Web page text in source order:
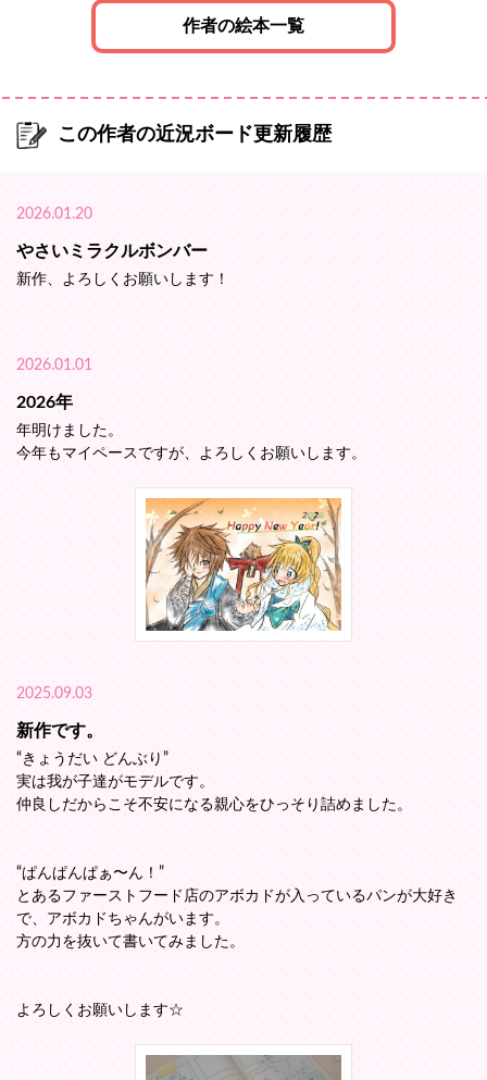
作者の絵本一覧
この作者の近況ボード更新履歴
2026.01.20
やさいミラクルボンバー
新作、よろしくお願いします！
2026.01.01
2026年
年明けました。
今年もマイペースですが、よろしくお願いします。
2025.09.03
新作です。
“きょうだい どんぶり”
実は我が子達がモデルです。
仲良しだからこそ不安になる親心をひっそり詰めました。
“ぱんぱんぱぁ〜ん！”
とあるファーストフード店のアボカドが入っているパンが大好き
で、アボカドちゃんがいます。
方の力を抜いて書いてみました。
よろしくお願いします☆